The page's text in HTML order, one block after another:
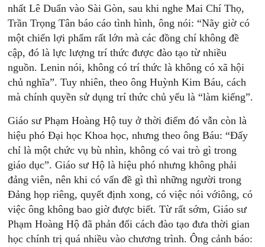
nhất Lê Duẩn vào Sài Gòn, sau khi nghe Mai Chí Thọ,
Trần Trọng Tân báo cáo tình hình, ông nói: “Nãy giờ có
một chiến lợi phẩm rất lớn mà các đồng chí không đề
cập, đó là lực lượng trí thức được đào tạo từ nhiều
nguồn. Lenin nói, không có trí thức là không có xã hội
chủ nghĩa”. Tuy nhiên, theo ông Huỳnh Kim Báu, cách
mà chính quyền sử dụng trí thức chủ yếu là “làm kiểng”.
Giáo sư Phạm Hoàng Hộ tuy ở thời điểm đó vẫn còn là
hiệu phó Đại học Khoa học, nhưng theo ông Báu: “Đấy
chỉ là một chức vụ bù nhìn, không có vai trò gì trong
giáo dục”. Giáo sư Hộ là hiệu phó nhưng không phải
đảng viên, nên khi có vấn đề gì thì những người trong
Đảng họp riêng, quyết định xong, có việc nói vớiông, có
việc ông không bao giờ được biết. Từ rất sớm, Giáo sư
Phạm Hoàng Hộ đã phản đối cách đào tạo đưa thời gian
học chính trị quá nhiều vào chương trình. Ông cảnh báo: